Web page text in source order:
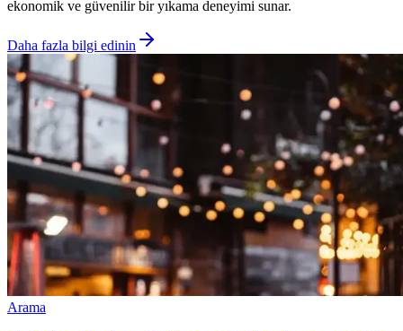
ekonomik ve güvenilir bir yıkama deneyimi sunar.
Daha fazla bilgi edinin
Arama